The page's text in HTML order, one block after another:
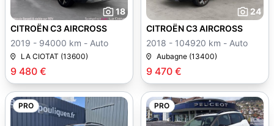
18
9 480 €
CITROËN C3 AIRCROSS
2019 - 94000 km - Auto
LA CIOTAT (13600)
24
9 470 €
CITROËN C3 AIRCROSS
2018 - 104920 km - Auto
Aubagne (13400)
PRO PRO